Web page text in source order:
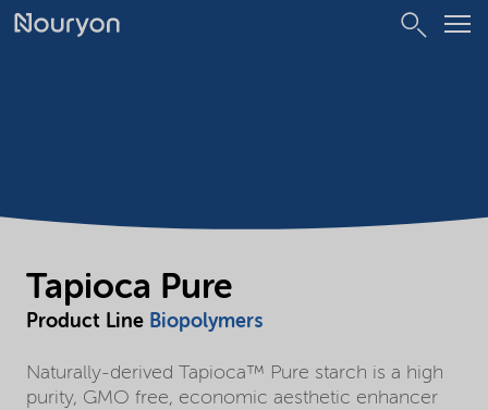
Tapioca Pure
Product Line Biopolymers
Naturally-derived Tapioca™ Pure starch is a high
purity, GMO free, economic aesthetic enhancer